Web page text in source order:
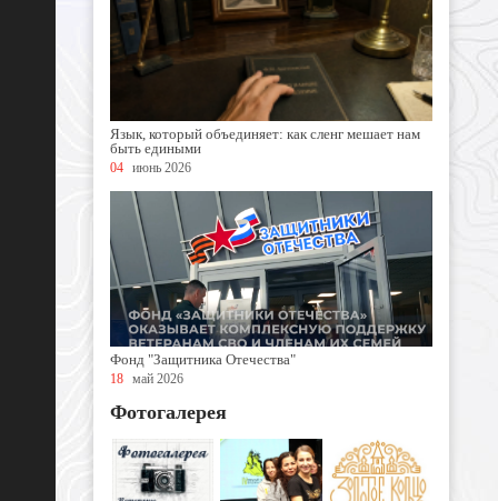
Язык, который объединяет: как сленг мешает нам
быть едиными
04 июнь 2026
Фонд "Защитника Отечества"
18 май 2026
Фотогалерея